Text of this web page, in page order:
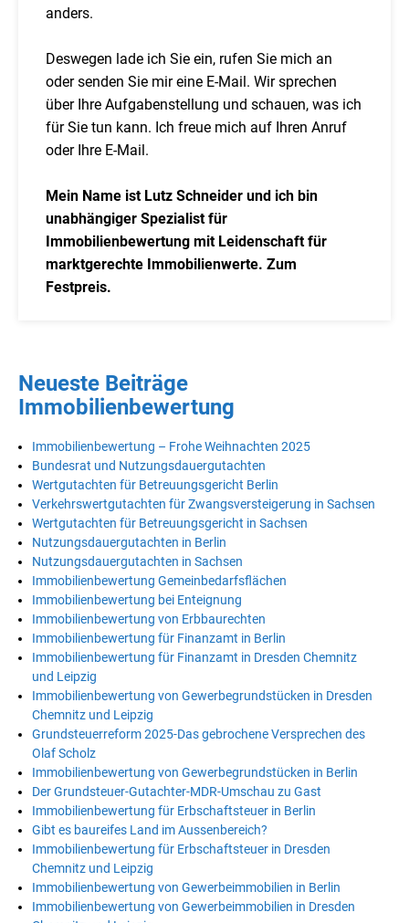
anders.
Deswegen lade ich Sie ein, rufen Sie mich an
oder senden Sie mir eine E-Mail. Wir sprechen
über Ihre Aufgabenstellung und schauen, was ich
für Sie tun kann. Ich freue mich auf Ihren Anruf
oder Ihre E-Mail.
Mein Name ist Lutz Schneider und ich bin
unabhängiger Spezialist für
Immobilienbewertung mit Leidenschaft für
marktgerechte Immobilienwerte. Zum
Festpreis.
Neueste Beiträge
Immobilienbewertung
Immobilienbewertung – Frohe Weihnachten 2025
Bundesrat und Nutzungsdauergutachten
Wertgutachten für Betreuungsgericht Berlin
Verkehrswertgutachten für Zwangsversteigerung in Sachsen
Wertgutachten für Betreuungsgericht in Sachsen
Nutzungsdauergutachten in Berlin
Nutzungsdauergutachten in Sachsen
Immobilienbewertung Gemeinbedarfsflächen
Immobilienbewertung bei Enteignung
Immobilienbewertung von Erbbaurechten
Immobilienbewertung für Finanzamt in Berlin
Immobilienbewertung für Finanzamt in Dresden Chemnitz
und Leipzig
Immobilienbewertung von Gewerbegrundstücken in Dresden
Chemnitz und Leipzig
Grundsteuerreform 2025-Das gebrochene Versprechen des
Olaf Scholz
Immobilienbewertung von Gewerbegrundstücken in Berlin
Der Grundsteuer-Gutachter-MDR-Umschau zu Gast
Immobilienbewertung für Erbschaftsteuer in Berlin
Gibt es baureifes Land im Aussenbereich?
Immobilienbewertung für Erbschaftsteuer in Dresden
Chemnitz und Leipzig
Immobilienbewertung von Gewerbeimmobilien in Berlin
Immobilienbewertung von Gewerbeimmobilien in Dresden